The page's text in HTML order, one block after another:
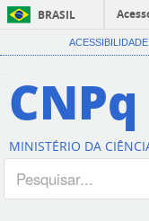
BRASIL
ACESSIBILIDADE
CNPq
MINISTÉRIO DA